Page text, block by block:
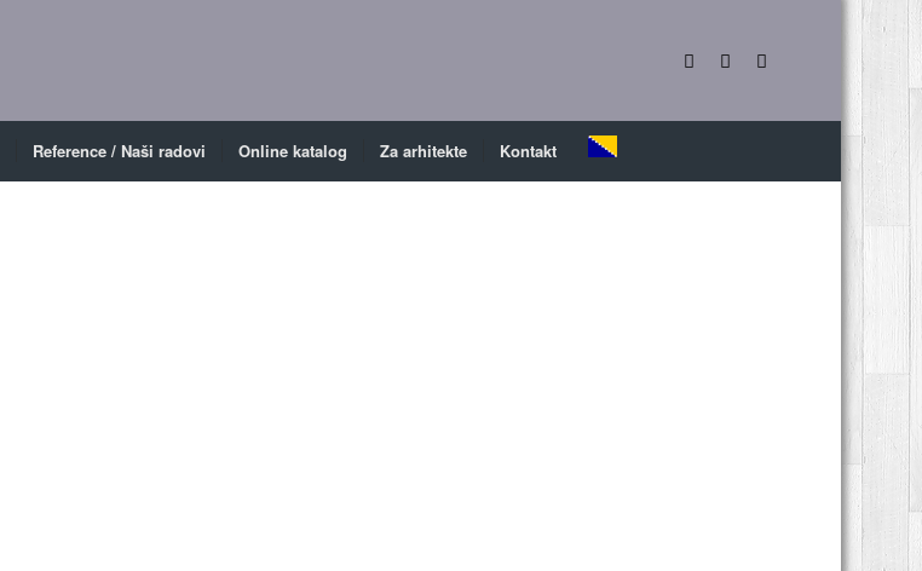
Reference / Naši radovi Online katalog Za arhitekte Kontakt